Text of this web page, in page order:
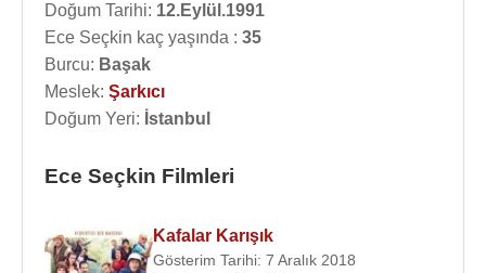
Doğum Tarihi: 12.Eylül.1991
Ece Seçkin kaç yaşında : 35
Burcu: Başak
Meslek: Şarkıcı
Doğum Yeri: İstanbul
Ece Seçkin Filmleri
Kafalar Karışık
Gösterim Tarihi: 7 Aralık 2018